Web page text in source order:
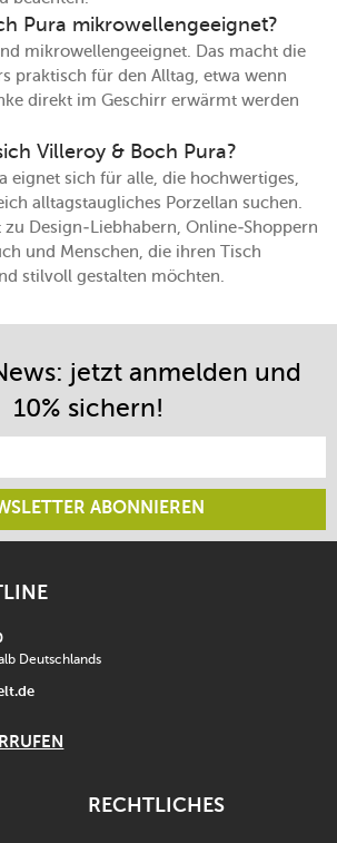
Pura mikrowellengeeignet?
mikrowellengeeignet. Das macht die
praktisch für den Alltag, etwa wenn
direkt im Geschirr erwärmt werden
Villeroy & Boch Pura?
eignet sich für alle, die hochwertiges,
alltagstaugliches Porzellan suchen.
zu Design-Liebhabern, Online-Shoppern
und Menschen, die ihren Tisch
stilvoll gestalten möchten.
jetzt anmelden und
10% sichern!
ABONNIEREN
Deutschlands
RECHTLICHES